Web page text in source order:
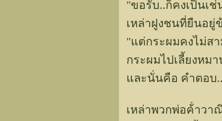
"ขอรับ..ก็คงเป็นเ
เหล่าฝูงชนที่ยืนอยู่
"แต่กระผมคงไม่ส
กระผมไปเลี้ยงหม
และนั่นคือ คำตอบ
เหล่าพวกพ่อค้่าวา